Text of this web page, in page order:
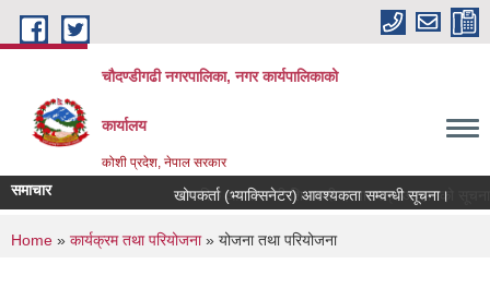
Skip to main content
चौदण्डीगढी नगरपालिका, नगर कार्यपालिकाको
कार्यालय
कोशी प्रदेश, नेपाल सरकार
समाचार खोपकर्ता (भ्याक्सिनेटर) आवश्यकता सम्वन्धी सूचना।
आन्तरिक आयसम्बन्धी शिलबन्दी दरभाउपत्र आव्हानको सूचना
You are here
Home » कार्यक्रम तथा परियोजना» योजना तथा परियोजना